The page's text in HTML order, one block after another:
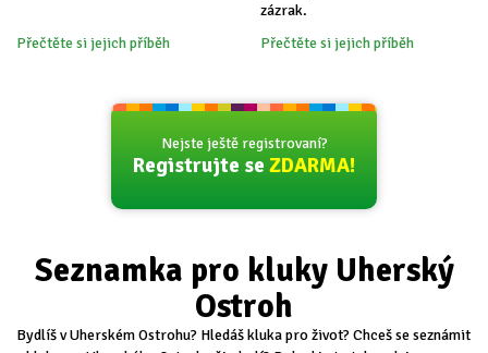
Přečtěte si jejich příběh
zázrak.
Přečtěte si jejich příběh
Nejste ještě registrovaní?
Registrujte se ZDARMA!
Seznamka pro kluky Uherský
Ostroh
Bydlíš v Uherském Ostrohu? Hledáš kluka pro život? Chceš se seznámit